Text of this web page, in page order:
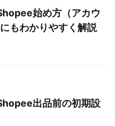
始め方（アカウ
もわかりやすく解説
出品前の初期設